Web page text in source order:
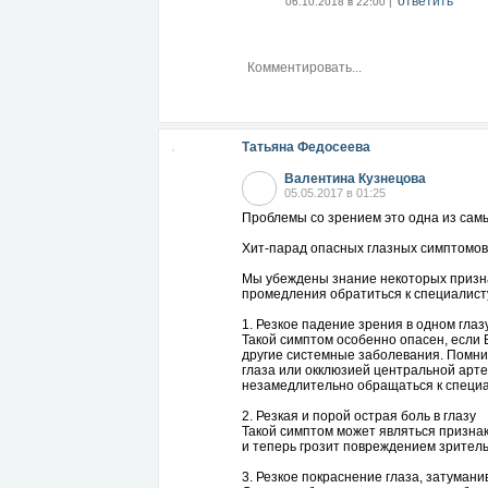
Нажимаем на Сtrl и, удерживая ее,
Татьяна Федосеева
Валентина Кузнецова
05.05.2017 в 01:25
Проблемы со зрением это одна из
Хит-парад опасных глазных симптомов
Мы убеждены знание некоторых
промедления обратиться к
1. Резкое падение зрения в одном
Такой симптом особенно опасен,
другие системные заболевания.
глаза или окклюзией центральной
незамедлительно обращаться к
2. Резкая и порой острая боль в глазу
Такой симптом может являться
и теперь грозит повреждением
3. Резкое покраснение глаза,